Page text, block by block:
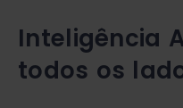
Inteligência
todos os